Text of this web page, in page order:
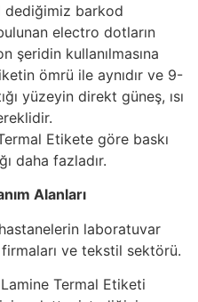
dediğimiz barkod
electro dotların
şeridin kullanılmasına
ömrü ile aynıdır ve 9-
yüzeyin direkt güneş, ısı
Etikete göre baskı
daha fazladır.
Alanları
laboratuvar
ve tekstil sektörü.
Termal Etiketi